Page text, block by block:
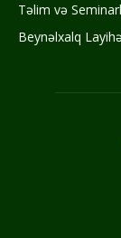
Təlim və
Beynəlxalq